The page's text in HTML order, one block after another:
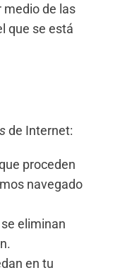
medio de las
que se está
de Internet:
proceden
navegado
eliminan
en tu